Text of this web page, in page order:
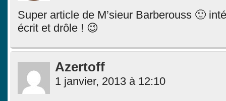
Super article de M’sieur Barberouss 🙂
écrit et drôle ! 😉
Azertoff
1 janvier, 2013 à 12:10